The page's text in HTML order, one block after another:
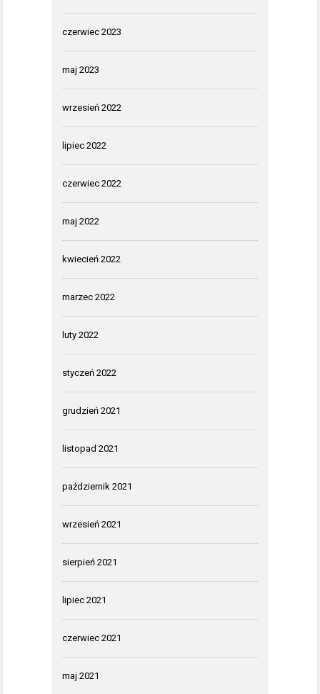
czerwiec 2023
maj 2023
wrzesień 2022
lipiec 2022
czerwiec 2022
maj 2022
kwiecień 2022
marzec 2022
luty 2022
styczeń 2022
grudzień 2021
listopad 2021
październik 2021
wrzesień 2021
sierpień 2021
lipiec 2021
czerwiec 2021
maj 2021